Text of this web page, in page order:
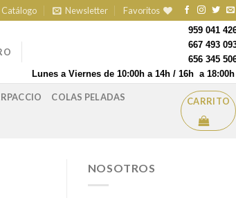
Catálogo Newsletter Favoritos
959 041
667 493
656 345
Lunes a Viernes de 10:00h a 14h / 16h a 18:00h
COLAS PELADAS CARRITO
NOSOTROS